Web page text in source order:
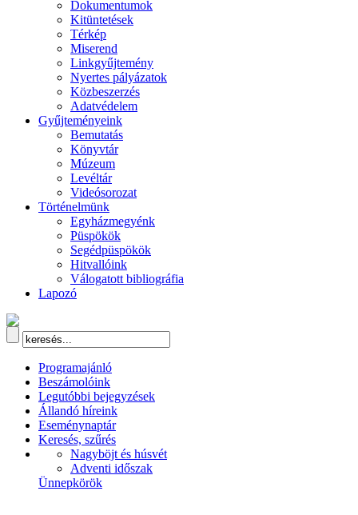
Dokumentumok
Kitüntetések
Térkép
Miserend
Linkgyűjtemény
Nyertes pályázatok
Közbeszerzés
Adatvédelem
Gyűjteményeink
Bemutatás
Könyvtár
Múzeum
Levéltár
Videósorozat
Történelmünk
Egyházmegyénk
Püspökök
Segédpüspökök
Hitvallóink
Válogatott bibliográfia
Lapozó
Programajánló
Beszámolóink
Legutóbbi bejegyzések
Állandó híreink
Eseménynaptár
Keresés, szűrés
Nagyböjt és húsvét
Adventi időszak
Ünnepkörök